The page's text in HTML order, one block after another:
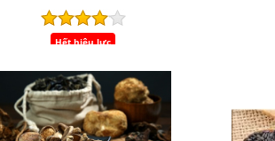
Hết hiệu lực